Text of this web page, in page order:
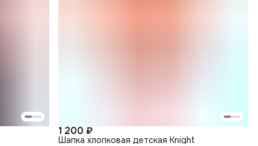
1 200 ₽
Шапка хлопковая детская Knight